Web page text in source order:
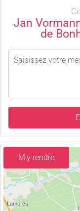
Jan
de
M'y rendre